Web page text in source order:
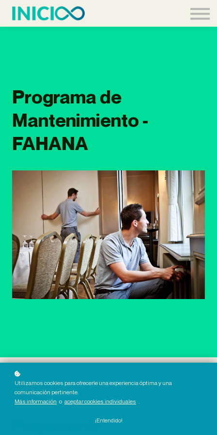
Programa de
Mantenimiento -
FAHANA
Programa de
Utilizamos cookies para ofrecerle una experiencia óptima y una
comunicación pertinente.
Más información o aceptar cookies individuales .
¡Entendido!